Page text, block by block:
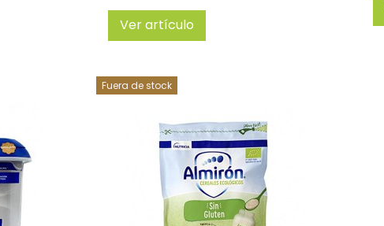
Ver artículo
Fuera de stock